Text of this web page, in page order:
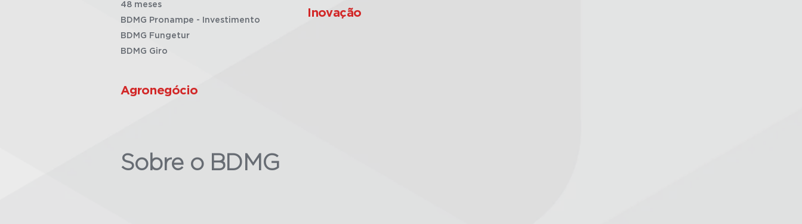
48 meses
BDMG Pronampe - Investimento
BDMG Fungetur
BDMG Giro
Agronegócio
Inovação
Sobre o BDMG